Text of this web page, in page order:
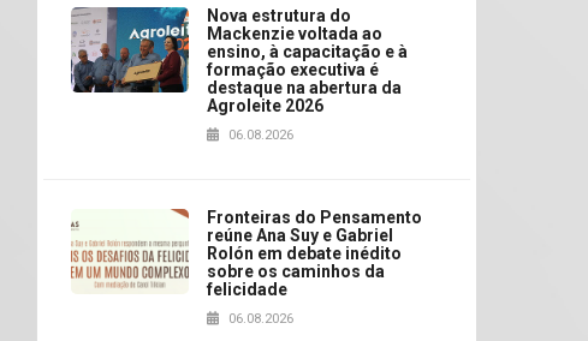
Nova estrutura do
Mackenzie voltada ao
ensino, à capacitação e à
formação executiva é
destaque na abertura da
Agroleite 2026
06.08.2026
Fronteiras do Pensamento
reúne Ana Suy e Gabriel
Rolón em debate inédito
sobre os caminhos da
felicidade
06.08.2026